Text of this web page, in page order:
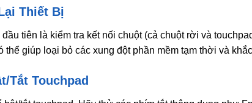
Thiết Bị
tiên là kiểm tra kết nối chuột (cả chuột rời và
thể giúp loại bỏ các xung đột phần mềm tạm thời và
Tắt Touchpad